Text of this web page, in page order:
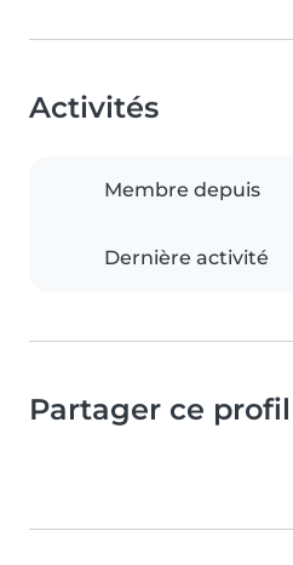
Activités
Membre depuis
Dernière activité
Partager ce profil